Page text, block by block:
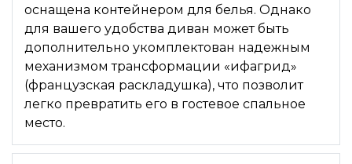
оснащена контейнером для белья. Однако
для вашего удобства диван может быть
дополнительно укомплектован надежным
механизмом трансформации «ифагрид»
(французская раскладушка), что позволит
легко превратить его в гостевое спальное
место.